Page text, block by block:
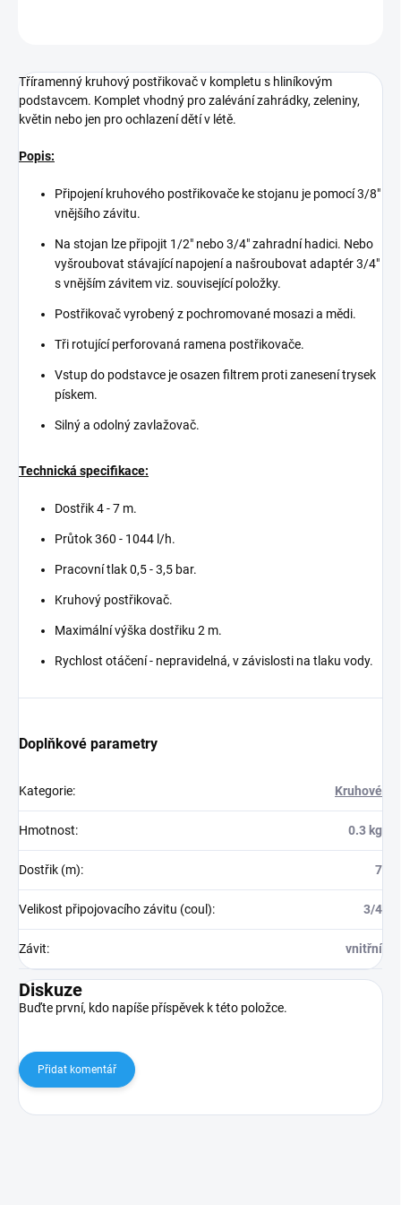
Tříramenný kruhový postřikovač v kompletu s hliníkovým
podstavcem. Komplet vhodný pro zalévání zahrádky, zeleniny,
květin nebo jen pro ochlazení dětí v létě.
Popis:
Připojení kruhového postřikovače ke stojanu je pomocí 3/8"
vnějšího závitu.
Na stojan lze připojit 1/2" nebo 3/4" zahradní hadici. Nebo
vyšroubovat stávající napojení a našroubovat adaptér 3/4"
s vnějším závitem viz. související položky.
Postřikovač vyrobený z pochromované mosazi a mědi.
Tři rotující perforovaná ramena postřikovače.
Vstup do podstavce je osazen filtrem proti zanesení trysek
pískem.
Silný a odolný zavlažovač.
Technická specifikace:
Dostřik 4 - 7 m.
Průtok 360 - 1044 l/h.
Pracovní tlak 0,5 - 3,5 bar.
Kruhový postřikovač.
Maximální výška dostřiku 2 m.
Rychlost otáčení - nepravidelná, v závislosti na tlaku vody.
Doplňkové parametry
Kategorie: Kruhové
Hmotnost: 0.3 kg
Dostřik (m): 7
Velikost připojovacího závitu (coul): 3/4
Závit: vnitřní
Diskuze
Buďte první, kdo napíše příspěvek k této položce.
Přidat komentář